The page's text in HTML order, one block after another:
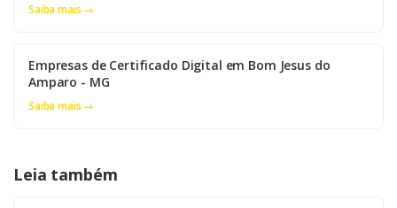
Saiba mais →
Empresas de Certificado Digital em Bom Jesus do
Amparo - MG
Saiba mais →
Leia também